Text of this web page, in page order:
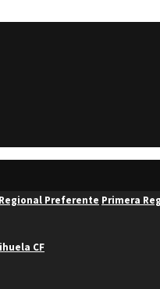
Regional Preferente Primera
CF